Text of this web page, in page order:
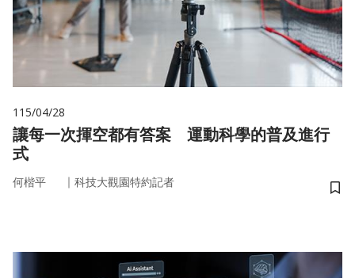
115/04/28
讓每一次揮空都有答案 運動科學的普及進行
式
何楷平 ｜ 科技大觀園特約記者
儲